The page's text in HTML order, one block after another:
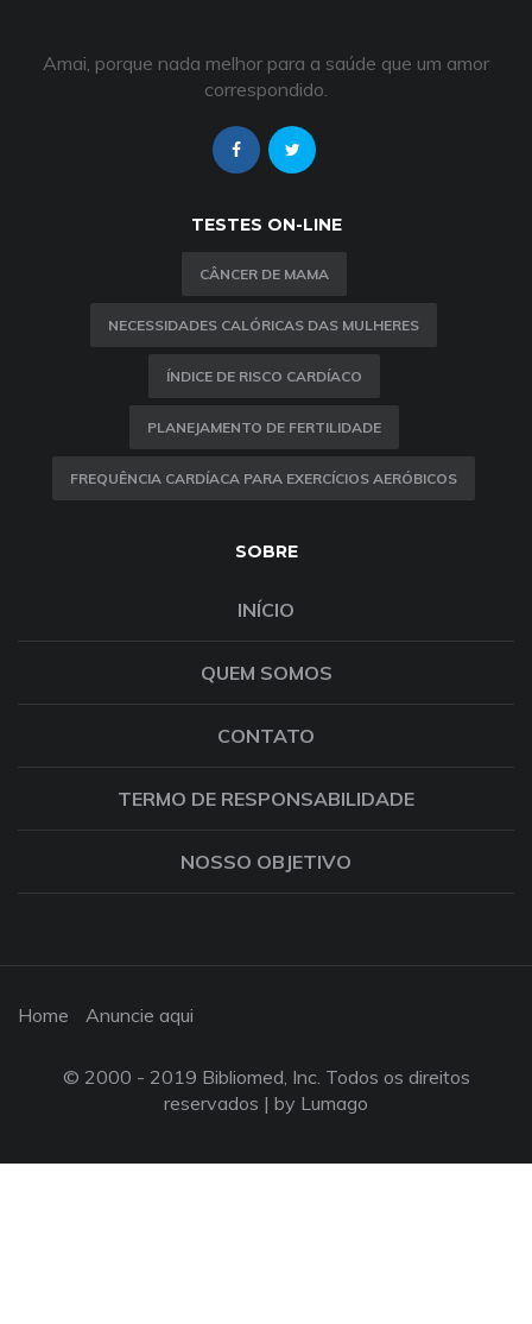
Amai, porque nada melhor para a saúde que um amor
correspondido.
TESTES ON-LINE
CÂNCER DE MAMA
NECESSIDADES CALÓRICAS DAS MULHERES
ÍNDICE DE RISCO CARDÍACO
PLANEJAMENTO DE FERTILIDADE
FREQUÊNCIA CARDÍACA PARA EXERCÍCIOS AERÓBICOS
SOBRE
INÍCIO
QUEM SOMOS
CONTATO
TERMO DE RESPONSABILIDADE
NOSSO OBJETIVO
Home Anuncie aqui
© 2000 - 2019 Bibliomed, Inc. Todos os direitos
reservados | by Lumago